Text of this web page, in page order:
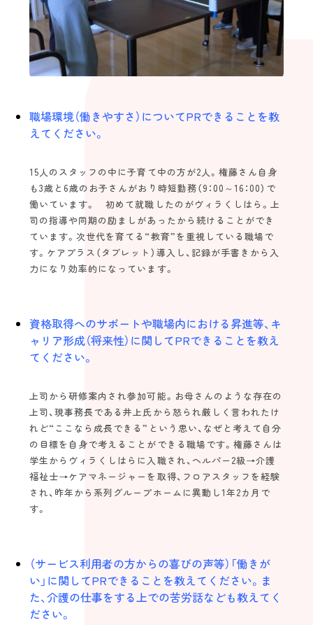
スタッフインタビュー
エバーガーデン久留米中央町 定期巡回 |
未経験の方
2022©️find.kurume-kaigo.net
職場環境（働きやすさ）についてPRできることを教
えてください。
15人のスタッフの中に子育て中の方が2人。権藤さん自身
も3歳と6歳のお子さんがおり時短勤務（9：00～16：00）で
働いています。 初めて就職したのがヴィラくしはら。上
司の指導や同期の励ましがあったから続けることができ
ています。次世代を育てる“教育”を重視している職場で
す。ケアプラス（タブレット）導入し、記録が手書きから入
力になり効率的になっています。
資格取得へのサポートや職場内における昇進等、キ
ャリア形成（将来性）に関してPRできることを教え
てください。
上司から研修案内され参加可能。お母さんのような存在の
上司、現事務長である井上氏から怒られ厳しく言われたけ
れど“ここなら成長できる”という思い、なぜと考えて自分
の目標を自身で考えることができる職場です。権藤さんは
学生からヴィラくしはらに入職され、ヘルパー2級→介護
福祉士→ケアマネージャーを取得、フロアスタッフを経験
され、昨年から系列グループホームに異動し1年2カ月で
す。
（サービス利用者の方からの喜びの声等）「働きが
い」に関してPRできることを教えてください。ま
た、介護の仕事をする上での苦労話なども教えてく
ださい。